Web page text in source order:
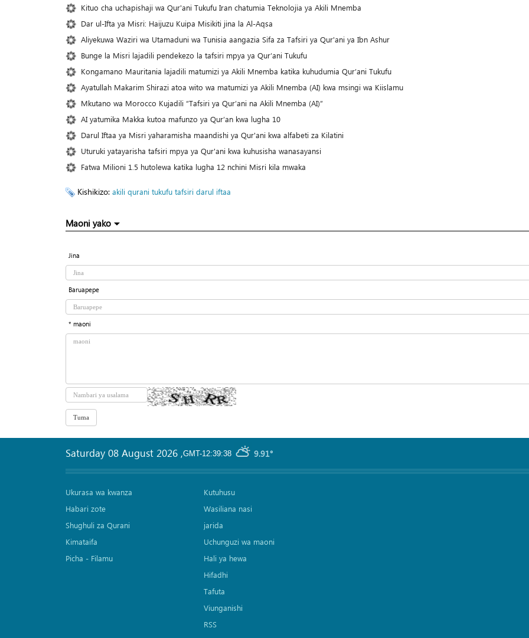
Kituo cha uchapishaji wa Qur'ani Tukufu Iran chatumia Teknolojia ya Akili Mnemba
Dar ul-Ifta ya Misri: Haijuzu Kuipa Misikiti jina la Al-Aqsa
Aliyekuwa Waziri wa Utamaduni wa Tunisia aangazia Sifa za Tafsiri ya Qur'ani ya Ibn Ashur
Bunge la Misri lajadili pendekezo la tafsiri mpya ya Qur’ani Tukufu
Kongamano Mauritania lajadili matumizi ya Akili Mnemba katika kuhudumia Qur’ani Tukufu
Ayatullah Makarim Shirazi atoa wito wa matumizi ya Akili Mnemba (AI) kwa msingi wa Kiislamu
Mkutano wa Morocco Kujadili “Tafsiri ya Qur’ani na Akili Mnemba (AI)”
AI yatumika Makka kutoa mafunzo ya Qur’an kwa lugha 10
Darul Iftaa ya Misri yaharamisha maandishi ya Qur'ani kwa alfabeti za Kilatini
Uturuki yatayarisha tafsiri mpya ya Qur'ani kwa kuhusisha wanasayansi
Fatwa Milioni 1.5 hutolewa katika lugha 12 nchini Misri kila mwaka
Kishikizo: akili qurani tukufu tafsiri darul iftaa
Maoni yako
Jina
Baruapepe
* maoni
GMT-12:39:38 9.91°
Saturday 08 August 2026 ,
Ukurasa wa kwanza
Habari zote
Shughuli za Qurani
Kimataifa
Picha‎ - Filamu‎
Kutuhusu
Wasiliana nasi
jarida
Uchunguzi wa maoni
Hali ya hewa
Hifadhi
Tafuta
Viunganishi
RSS